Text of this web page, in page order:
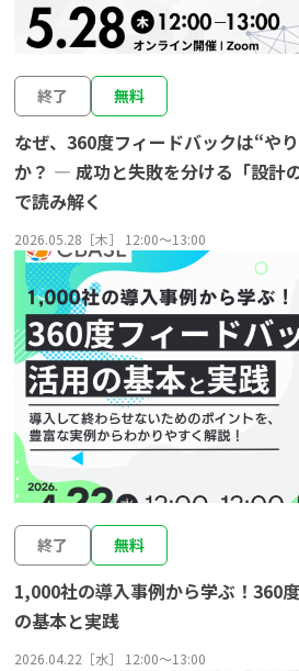
終了 無料
なぜ、360度フィードバックは“や
か？ ― 成功と失敗を分ける「設計
で読み解く
2026.05.28［木］ 12:00〜13:00
終了 無料
1,000社の導入事例から学ぶ！360
の基本と実践
2026.04.22［水］ 12:00〜13:00